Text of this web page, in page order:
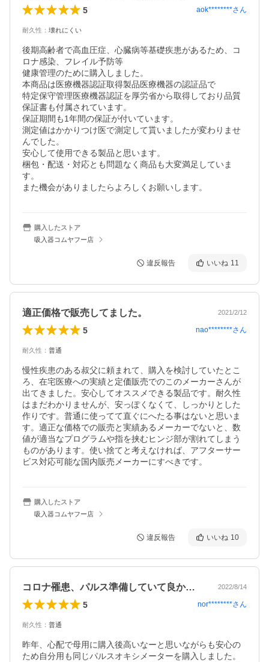
5 aok********さん
耐久性 ： 壊れにくい
後期高齢者で高血圧症、心臓病等基礎疾患があるため、コ
ロナ感染、フレイル予防等
健康管理のために購入しました。
本商品は医療機器認証取得製品医療機器の認証品で
特定保守管理医療機器認証を厚労省から取得しており品質
保証書も付属されています。
保証期間も1年間の保証が付いています。
測定値はかかりつけ医で測定して貰いましたが変わりませ
んでした。
安心して使用できる製品と思います。
梱包・配送・対応とも問題なく商品も大変満足していま
す。
また機会がありましたらよろしくお願いします。
購入したストア
吸入器コムヤフー店
違反報告 いいね 11
適正価格で販売してました。 2021/2/12
5 nao********さん
耐久性 ： 普通
慢性疾患のある叔父に頼まれて、購入を検討していたとこ
ろ、在宅医療への実績と定価販売でのこのメーカーさんが
出てきました。安心してオススメできる製品です。耐久性
はまだわかりませんが、安っぽくなくて、しっかりとした
作りです。普通に使ってて直ぐにへたる事はないと思いま
す。適正な価格での販売と実績あるメーカーでないと、数
値が適当なプログラムや指を挟むヒンジ部が割れてしまう
ものがあります。使い捨てと考えなければ、アフターサー
ビス対応可能な国内販売メーカーにすべきです。
購入したストア
吸入器コムヤフー店
違反報告 いいね 10
コロナ罹患、パルス準備していて良かった 2022/8/14
5 nor********さん
耐久性 ： 普通
昨年、心配で母用に購入後高いなーと思いながらも安心の
ため自分用も同じパルスオキシメーターを購入しました。